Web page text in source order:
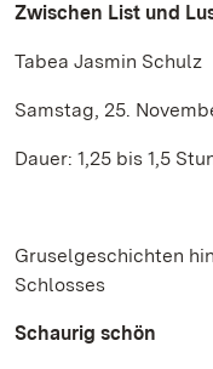
Zwischen List und
Tabea Jasmin Schulz
Samstag, 25.
Dauer: 1,25 bis 1,5
Gruselgeschichten
Schlosses
Schaurig schön